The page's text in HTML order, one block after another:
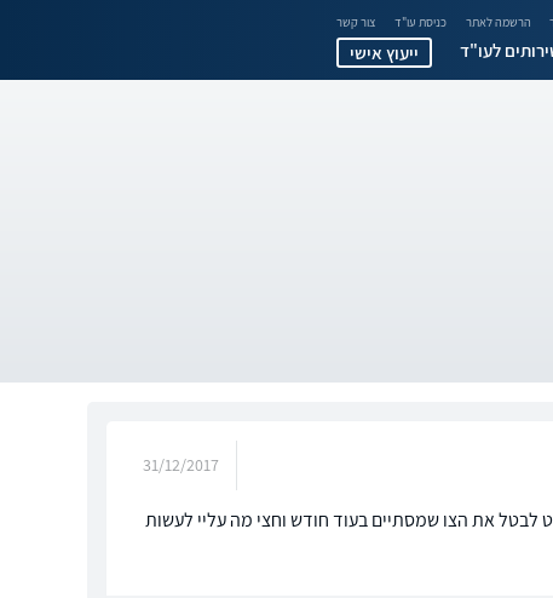
הרשמה לאתר כניסת עו"ד צור קשר
לעו"ד ייעוץ אישי
31/12/2017
המשפט לבטל את הצו שמסתיים בעוד חודש וחצי מה עליי לעשות